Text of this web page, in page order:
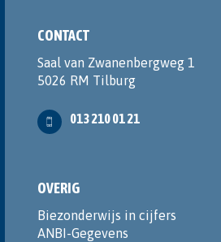
CONTACT
Saal van Zwanenbergweg 1
5026 RM Tilburg
013 210 01 21
OVERIG
Biezonderwijs in cijfers
ANBI-Gegevens